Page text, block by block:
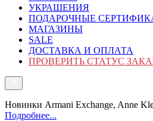
УКРАШЕНИЯ
ПОДАРОЧНЫЕ
МАГАЗИНЫ
SALE
ДОСТАВКА И ОПЛАТА
ПРОВЕРИТЬ СТАТУС
Новинки Armani Exchange, Anne
Подробнее...